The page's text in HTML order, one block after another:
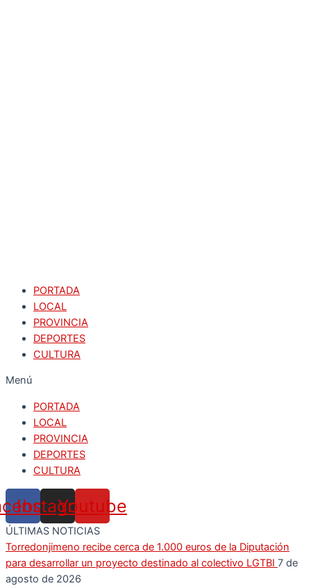
PORTADA
LOCAL
PROVINCIA
DEPORTES
CULTURA
Menú
PORTADA
LOCAL
PROVINCIA
DEPORTES
CULTURA
Instagram
Youtube
ÚLTIMAS NOTICIAS
Torredonjimeno recibe cerca de 1.000 euros de la Diputación
para desarrollar un proyecto destinado al colectivo LGTBI 7 de
agosto de 2026